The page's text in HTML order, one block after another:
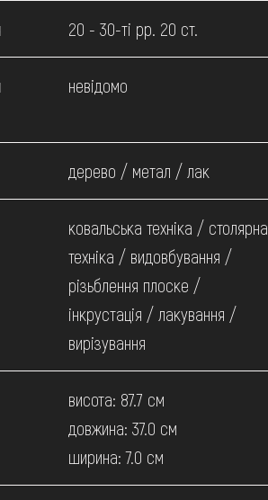
20 - 30-ті рр. 20 ст.
невідомо
дерево / метал / лак
ковальська техніка / столярна
техніка / видовбування /
різьблення плоске /
інкрустація / лакування /
вирізування
висота: 87.7 см
довжина: 37.0 см
ширина: 7.0 см